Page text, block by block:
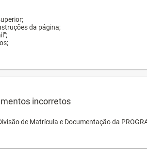
da página;
incorretos
de Matrícula e Documentação da